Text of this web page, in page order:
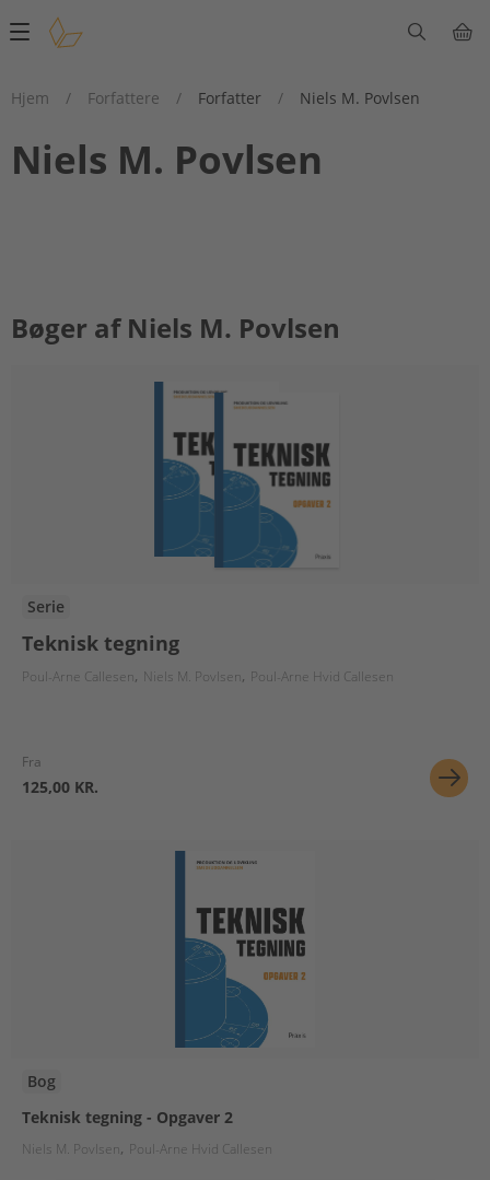
Main
Hjem
/ Forfattere / Forfatter / Niels M. Povlsen
Niels M. Povlsen
Bøger af Niels M. Povlsen
Serie
Teknisk tegning
Poul-Arne Callesen Niels M. Povlsen Poul-Arne Hvid Callesen
Fra
125,00 KR.
Bog
Teknisk tegning - Opgaver 2
Niels M. Povlsen Poul-Arne Hvid Callesen